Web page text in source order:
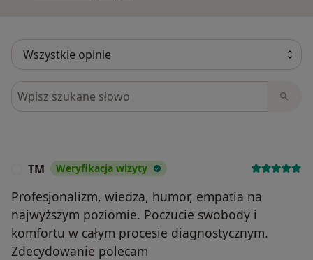
Szukaj w opiniach
TM Weryfikacja wizyty
Profesjonalizm, wiedza, humor, empatia na
najwyższym poziomie. Poczucie swobody i
komfortu w całym procesie diagnostycznym.
Zdecydowanie polecam